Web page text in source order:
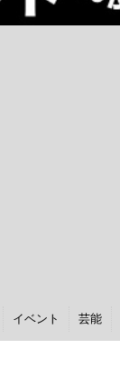
イベント 芸能